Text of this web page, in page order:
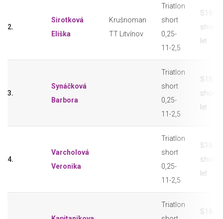
2.
Sirotková
Eliška
Krušnoman
TT Litvínov
Triatlon
short
0,25-
11-2,5
S18-F
short
let
3.
Synáčková
Barbora
Triatlon
short
0,25-
11-2,5
S18-F
short
let
4.
Varcholová
Veronika
Triatlon
short
0,25-
11-2,5
S18-F
short
let
Triatlon
S18-F